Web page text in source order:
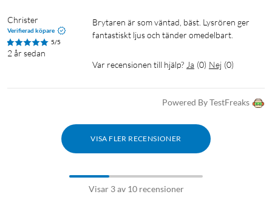
Christer
Verifierad köpare
5/5
2 år sedan
Brytaren är som väntad, bäst. Lysrören ger
fantastiskt ljus och tänder omedelbart.
Var recensionen till hjälp? Ja (0) Nej (0)
Powered By TestFreaks
VISA FLER RECENSIONER
Visar 3 av 10 recensioner